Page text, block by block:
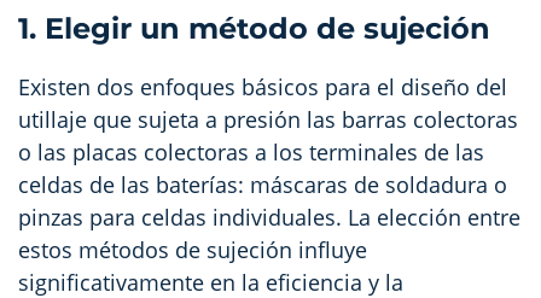
1. Elegir un método de sujeción
Existen dos enfoques básicos para el diseño del
utillaje que sujeta a presión las barras colectoras
o las placas colectoras a los terminales de las
celdas de las baterías: máscaras de soldadura o
pinzas para celdas individuales. La elección entre
estos métodos de sujeción influye
significativamente en la eficiencia y la